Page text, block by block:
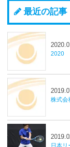
最近の記事
2020
株式会
日本